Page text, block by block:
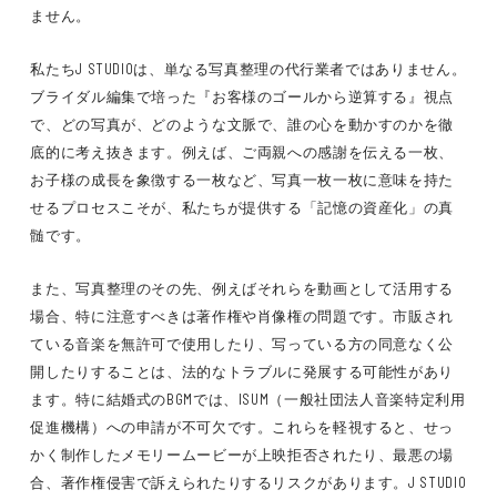
ません。
私たちJ STUDIOは、単なる写真整理の代行業者ではありません。
ブライダル編集で培った『お客様のゴールから逆算する』視点
で、どの写真が、どのような文脈で、誰の心を動かすのかを徹
底的に考え抜きます。例えば、ご両親への感謝を伝える一枚、
お子様の成長を象徴する一枚など、写真一枚一枚に意味を持た
せるプロセスこそが、私たちが提供する「記憶の資産化」の真
髄です。
また、写真整理のその先、例えばそれらを動画として活用する
場合、特に注意すべきは著作権や肖像権の問題です。市販され
ている音楽を無許可で使用したり、写っている方の同意なく公
開したりすることは、法的なトラブルに発展する可能性があり
ます。特に結婚式のBGMでは、ISUM（一般社団法人音楽特定利用
促進機構）への申請が不可欠です。これらを軽視すると、せっ
かく制作したメモリームービーが上映拒否されたり、最悪の場
合、著作権侵害で訴えられたりするリスクがあります。J STUDIO